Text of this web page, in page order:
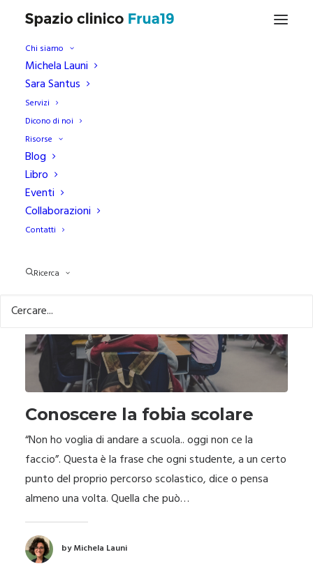
Chi siamo
Michela Launi
Sara Santus
Servizi
Dicono di noi
Risorse
Blog
Libro
Eventi
Collaborazioni
Contatti
Ricerca
Fobia scolare
Conoscere la fobia scolare
“Non ho voglia di andare a scuola.. oggi non ce la
faccio”. Questa è la frase che ogni studente, a un certo
punto del proprio percorso scolastico, dice o pensa
almeno una volta. Quella che può…
by Michela Launi